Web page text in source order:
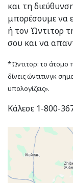
και τη
μπορέσουμε να
ή τον Ώντιτορ
σου και να
*Ώντιτορ: το άτομο
δίνεις ώντιτινγκ
υπολογίζεις».
Κάλεσε 1-800-